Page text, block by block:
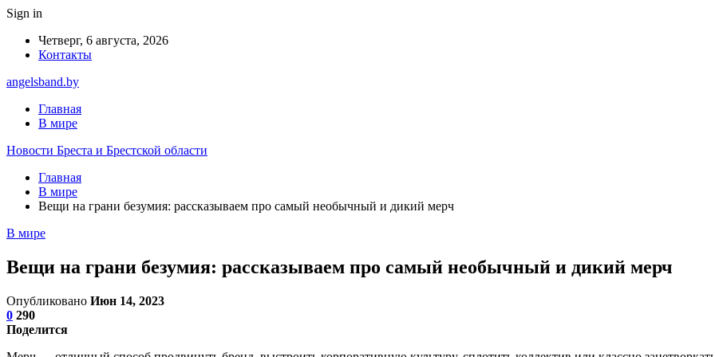
Sign in
Четверг, 6 августа, 2026
Контакты
angelsband.by
Главная
В мире
Новости Бреста и Брестской области
Главная
В мире
Вещи на грани безумия: рассказываем про самый необычный и дикий мерч
В мире
Вещи на грани безумия: рассказываем про самый необычный и дикий мерч
Опубликовано Июн 14, 2023
0 290
Поделится